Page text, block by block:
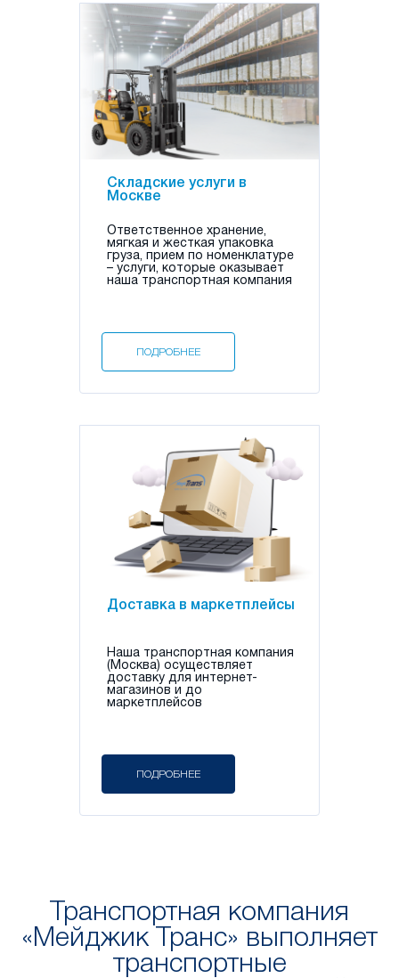
Складские услуги в
Москве
Ответственное хранение,
мягкая и жесткая упаковка
груза, прием по номенклатуре
– услуги, которые оказывает
наша транспортная компания
ПОДРОБНЕЕ
Доставка в маркетплейсы
Наша транспортная компания
(Москва) осуществляет
доставку для интернет-
магазинов и до
маркетплейсов
ПОДРОБНЕЕ
Транспортная компания
«Мейджик Транс» выполняет
транспортные